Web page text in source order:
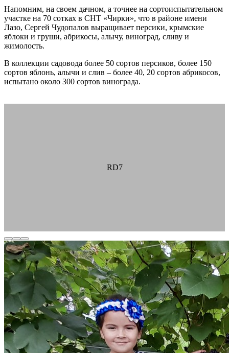
Напомним, на своем дачном, а точнее на сортоиспытательном
участке на 70 сотках в СНТ «Чирки», что в районе имени
Лазо, Сергей Чудопалов выращивает персики, крымские
яблоки и груши, абрикосы, алычу, виноград, сливу и
жимолость.
В коллекции садовода более 50 сортов персиков, более 150
сортов яблонь, алычи и слив – более 40, 20 сортов абрикосов,
испытано около 300 сортов винограда.
RD7